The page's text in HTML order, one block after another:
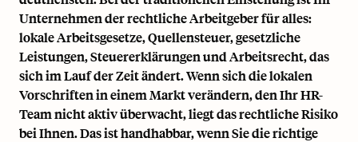
Unternehmen der rechtliche Arbeitgeber für alles:
lokale Arbeitsgesetze, Quellensteuer, gesetzliche
Leistungen, Steuererklärungen und Arbeitsrecht, das
sich im Lauf der Zeit ändert. Wenn sich die lokalen
Vorschriften in einem Markt verändern, den Ihr HR-
Team nicht aktiv überwacht, liegt das rechtliche Risiko
bei Ihnen. Das ist handhabbar, wenn Sie die richtige